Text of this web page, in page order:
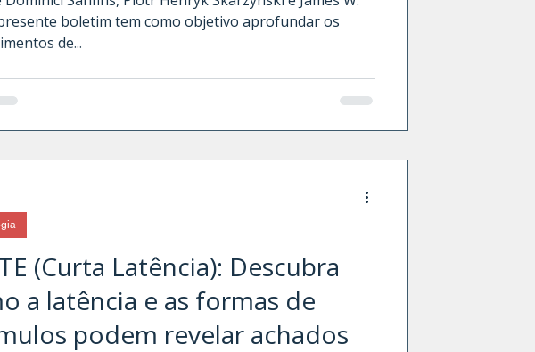
sonoros
boletim tem como objetivo aprofundar os
de...
(Curta Latência): Descubra
e as formas de
podem revelar achados